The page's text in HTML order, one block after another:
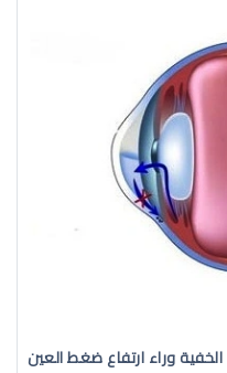
الخفية وراء ارتفاع ضغط العين